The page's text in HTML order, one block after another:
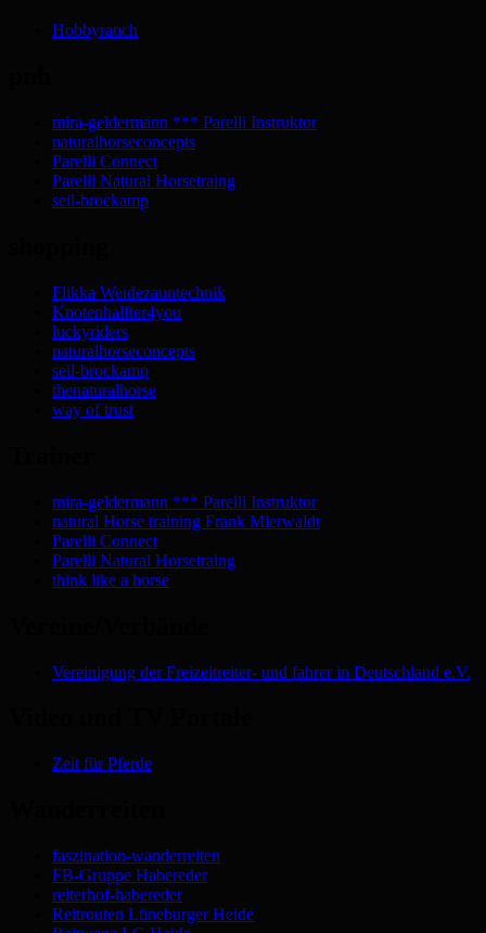
Hobbyranch
mira-geldermann *** Parelli Instruktor
naturalhorseconcepts
Parelli Connect
Parelli Natural Horsetraing
seil-brockamp
Flikka Weidezauntechnik
Knotenhalfter4you
luckyriders
naturalhorseconcepts
seil-brockamp
thenaturalhorse
way of trust
mira-geldermann *** Parelli Instruktor
natural Horse training Frank Mierwaldt
Parelli Connect
Parelli Natural Horsetraing
think like a horse
Vereinigung der Freizeitreiter- und fahrer in Deutschland e.V.
Zeit für Pferde
faszination-wanderreiten
FB-Gruppe Habereder
reiterhof-habereder
Reitrouten Lüneburger Heide